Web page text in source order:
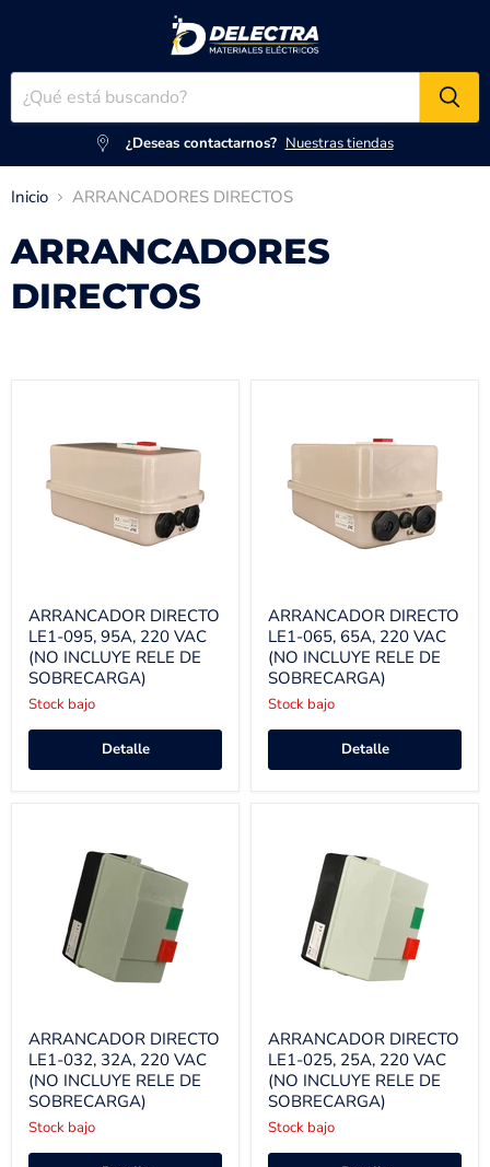
¿Deseas contactarnos? Nuestras tiendas
Inicio ARRANCADORES DIRECTOS
ARRANCADORES
DIRECTOS
ARRANCADOR DIRECTO
LE1-095, 95A, 220 VAC
(NO INCLUYE RELE DE
SOBRECARGA)
Stock bajo
Detalle
ARRANCADOR DIRECTO
LE1-065, 65A, 220 VAC
(NO INCLUYE RELE DE
SOBRECARGA)
Stock bajo
Detalle
ARRANCADOR DIRECTO
LE1-032, 32A, 220 VAC
(NO INCLUYE RELE DE
SOBRECARGA)
Stock bajo
ARRANCADOR DIRECTO
LE1-025, 25A, 220 VAC
(NO INCLUYE RELE DE
SOBRECARGA)
Stock bajo